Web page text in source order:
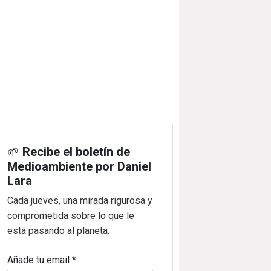
🌱 Recibe el boletín de
Medioambiente por Daniel
Lara
Cada jueves, una mirada rigurosa y
comprometida sobre lo que le
está pasando al planeta.
Añade tu email*